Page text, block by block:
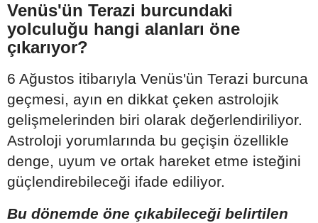
Venüs'ün Terazi burcundaki
yolculuğu hangi alanları öne
çıkarıyor?
6 Ağustos itibarıyla Venüs'ün Terazi burcuna
geçmesi, ayın en dikkat çeken astrolojik
gelişmelerinden biri olarak değerlendiriliyor.
Astroloji yorumlarında bu geçişin özellikle
denge, uyum ve ortak hareket etme isteğini
güçlendirebileceği ifade ediliyor.
Bu dönemde öne çıkabileceği belirtilen